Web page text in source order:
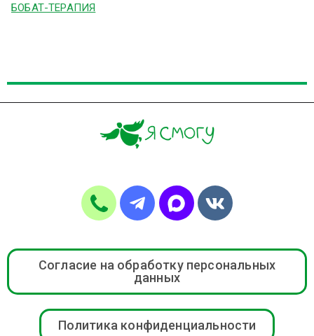
БОБАТ-ТЕРАПИЯ
Согласие на обработку персональных
данных
Политика конфиденциальности